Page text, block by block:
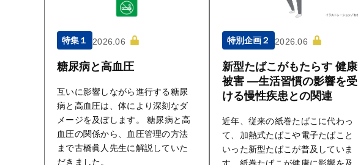
特集１ 2026.06
糖尿病と高血圧
互いに影響しながら進行する糖尿
病と高血圧は、体により深刻なダ
メージを及ぼします。 糖尿病と高
血圧の関係から、血圧管理の方法
まで古橋眞人先生に解説していた
だきました。
特別企画２ 2026.06
新型たばこがもたらす 健康
被害 ―生活習慣の影響を受
ける慢性疾患との関連
近年、従来の紙巻たばこに代わっ
て、加熱式たばこや電子たばこと
いった新型たばこが普及していま